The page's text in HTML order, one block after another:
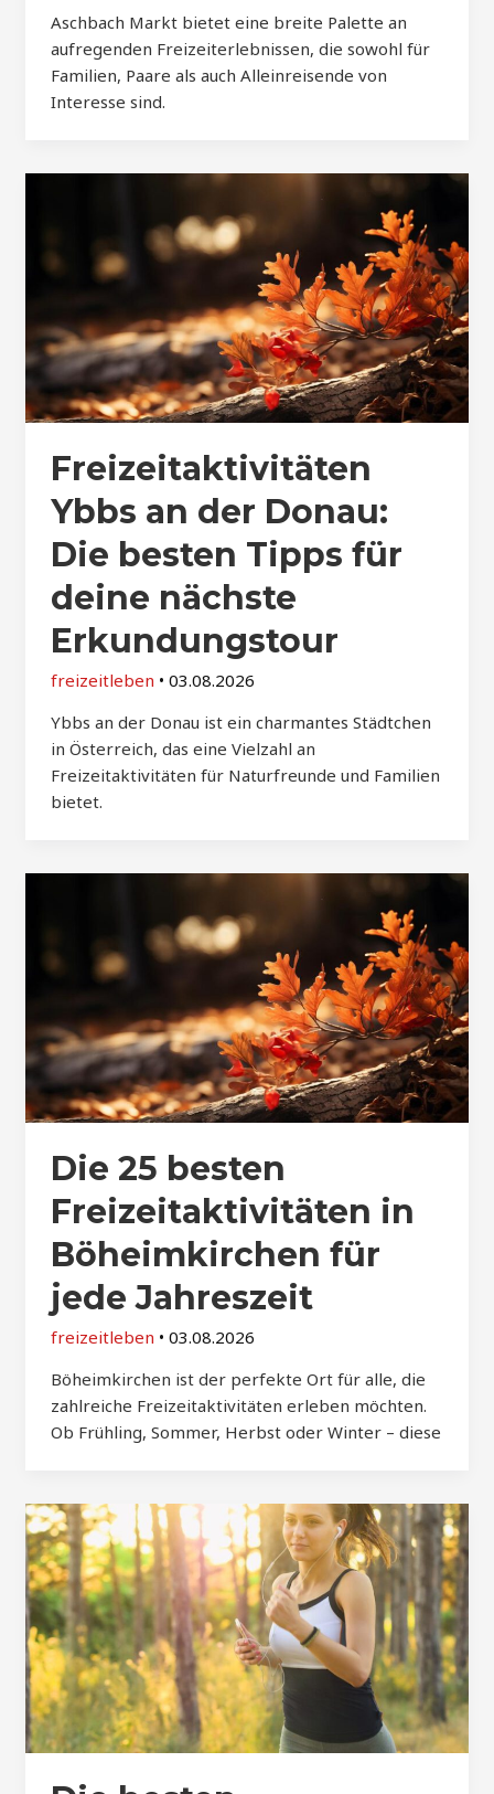
Aschbach Markt bietet eine breite Palette an
aufregenden Freizeiterlebnissen, die sowohl für
Familien, Paare als auch Alleinreisende von
Interesse sind.
Freizeitaktivitäten
Ybbs an der Donau:
Die besten Tipps für
deine nächste
Erkundungstour
freizeitleben • 03.08.2026
Ybbs an der Donau ist ein charmantes Städtchen
in Österreich, das eine Vielzahl an
Freizeitaktivitäten für Naturfreunde und Familien
bietet.
Die 25 besten
Freizeitaktivitäten in
Böheimkirchen für
jede Jahreszeit
freizeitleben • 03.08.2026
Böheimkirchen ist der perfekte Ort für alle, die
zahlreiche Freizeitaktivitäten erleben möchten.
Ob Frühling, Sommer, Herbst oder Winter – diese